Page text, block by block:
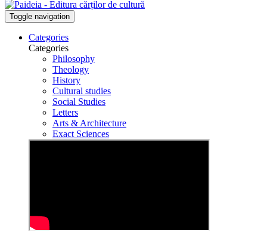
Toggle navigation
Categories
Categories
Philosophy
Theology
History
Cultural studies
Social Studies
Letters
Arts & Architecture
Exact Sciences